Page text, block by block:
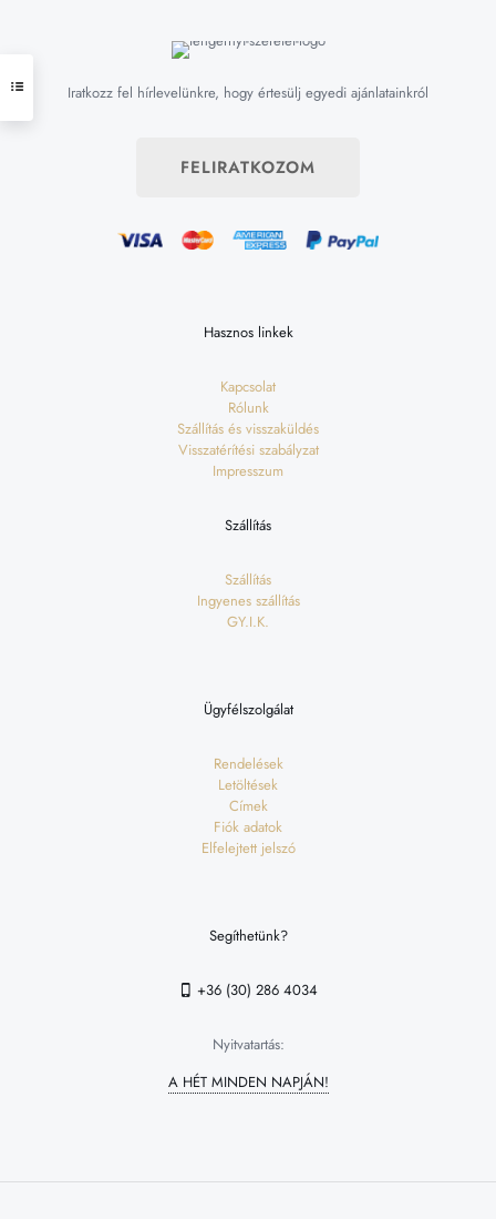
Iratkozz fel hírlevelünkre, hogy értesülj egyedi ajánlatainkról
FELIRATKOZOM
Hasznos linkek
Kapcsolat
Rólunk
Szállítás és visszaküldés
Visszatérítési szabályzat
Impresszum
Szállítás
Szállítás
Ingyenes szállítás
GY.I.K.
Ügyfélszolgálat
Rendelések
Letöltések
Címek
Fiók adatok
Elfelejtett jelszó
Segíthetünk?
+36 (30) 286 4034
Nyitvatartás:
A HÉT MINDEN NAPJÁN!